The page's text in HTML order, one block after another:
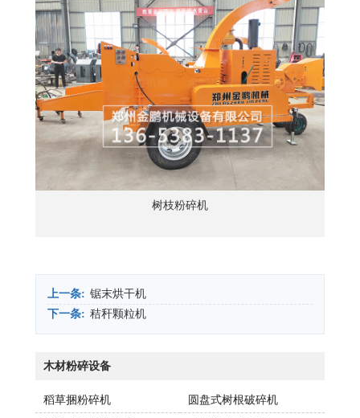
树枝粉碎机
上一条: 锯末烘干机
下一条: 秸秆颗粒机
木材粉碎设备
稻草捆粉碎机 圆盘式树根破碎机